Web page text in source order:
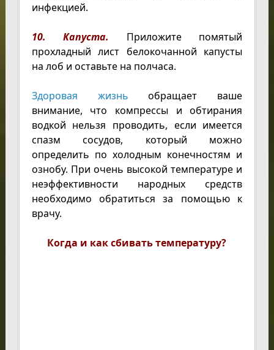
инфекцией.
10. Капуста.
Приложите помятый
прохладный лист белокочанной капусты
на лоб и оставьте на полчаса.
Здоровая жизнь обращает ваше
внимание, что компрессы и обтирания
водкой нельзя проводить, если имеется
спазм сосудов, который можно
определить по холодным конечностям и
ознобу. При очень высокой температуре и
неэффективности народных средств
необходимо обратиться за помощью к
врачу.
Когда и как сбивать температуру?